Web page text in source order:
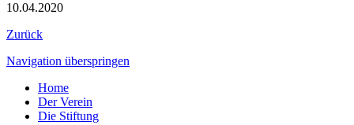
10.04.2020
Zurück
Navigation überspringen
Home
Der Verein
Die Stiftung